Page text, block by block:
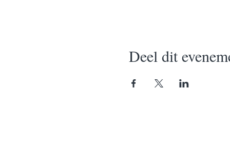
Deel dit